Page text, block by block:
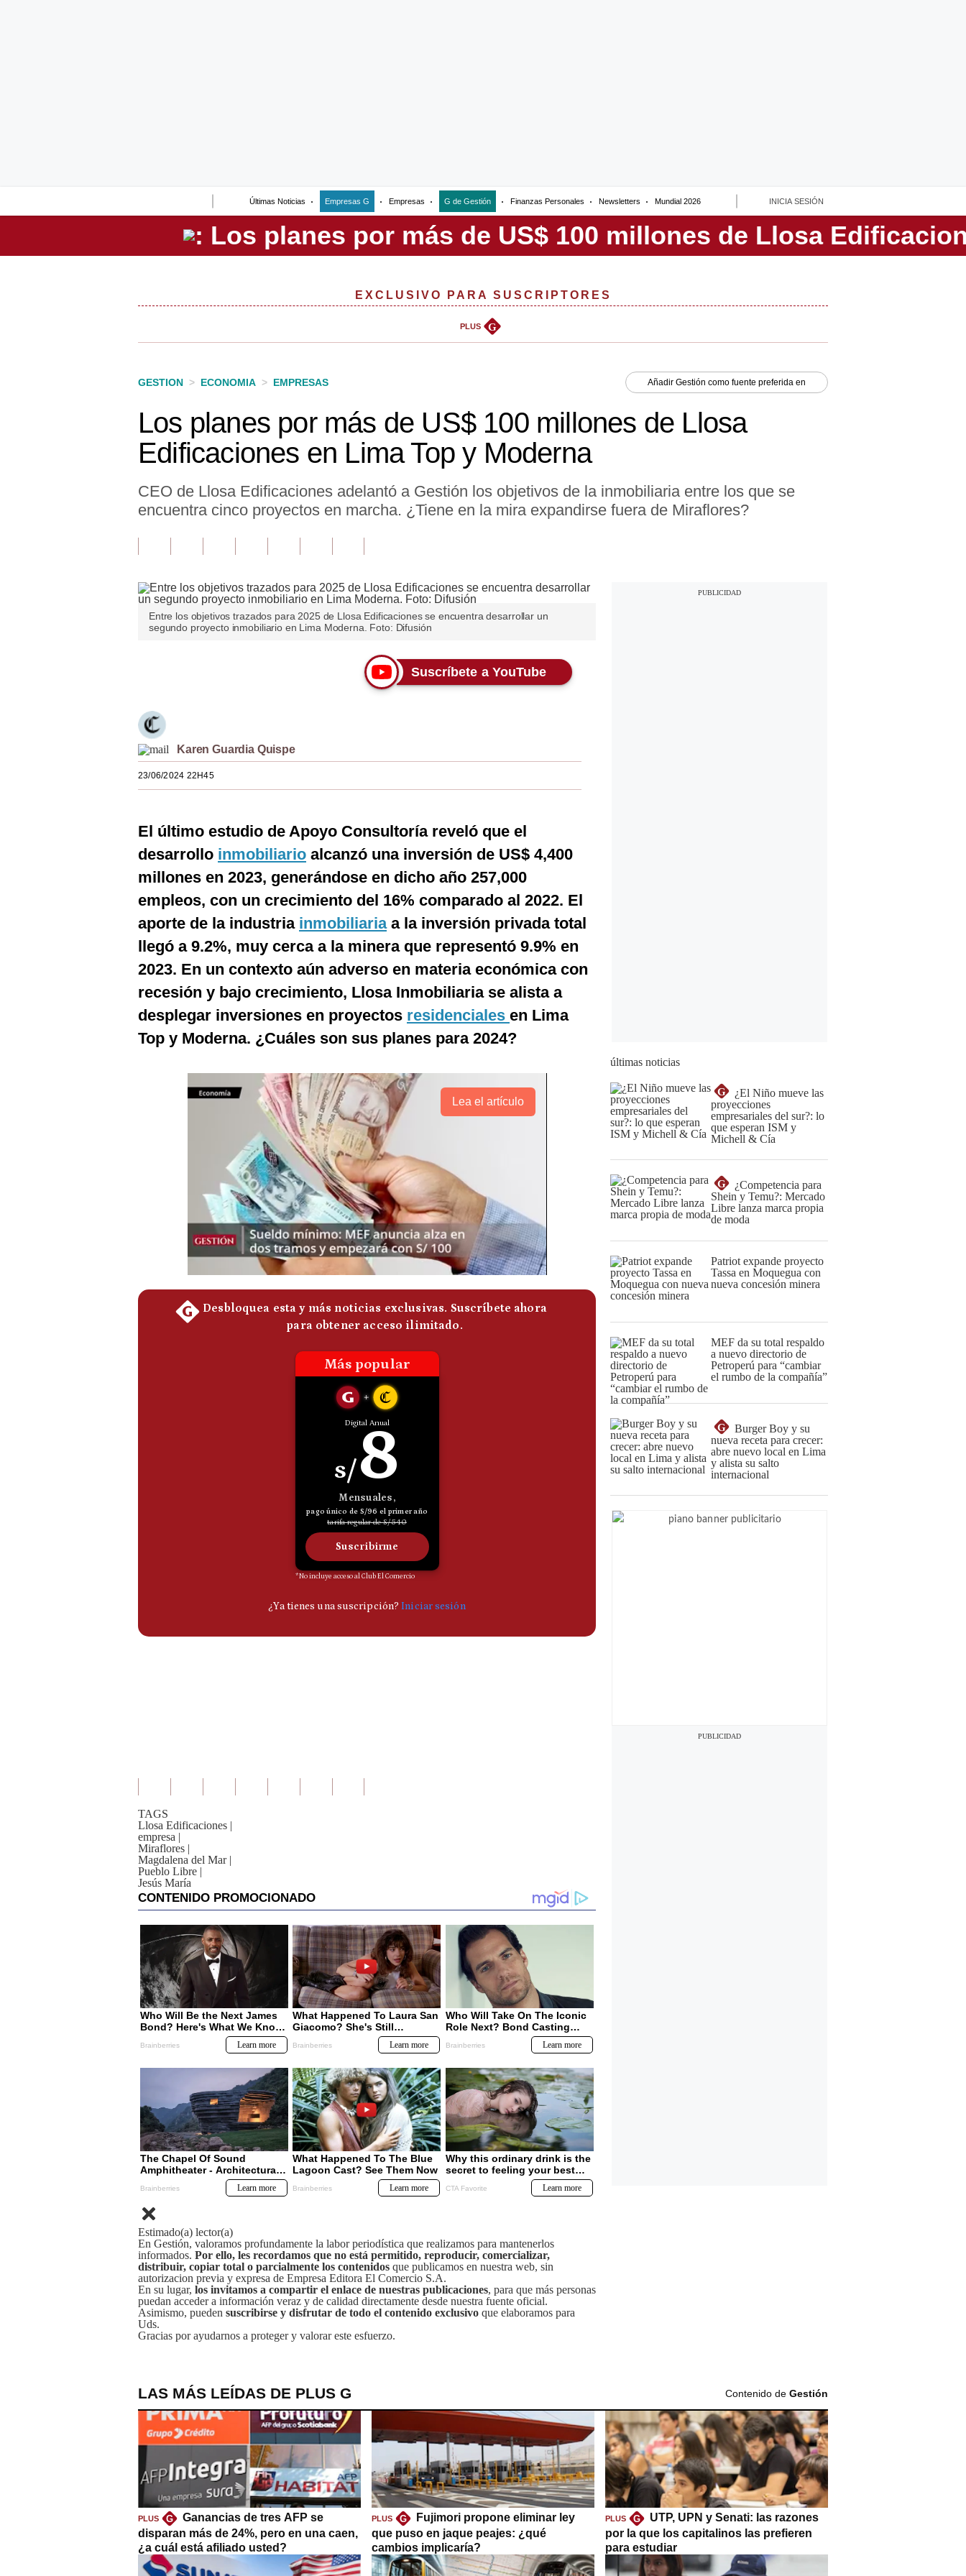
Últimas Noticias Empresas G Empresas G de Gestión Finanzas Personales Newsletters Mundial 2026 INICIA SESIÓN
Perú
EXCLUSIVO PARA SUSCRIPTORES
PLUS G
GESTION > ECONOMIA > EMPRESAS Añadir Gestión como fuente preferida en
Los planes por más de US$ 100 millones de Llosa
Edificaciones en Lima Top y Moderna
CEO de Llosa Edificaciones adelantó a Gestión los objetivos de la inmobiliaria entre los que se
encuentra cinco proyectos en marcha. ¿Tiene en la mira expandirse fuera de Miraflores?
Entre los objetivos trazados para 2025 de Llosa Edificaciones se encuentra desarrollar un
segundo proyecto inmobiliario en Lima Moderna. Foto: Difusión
Suscríbete a YouTube
Karen Guardia Quispe
23/06/2024 22H45
El último estudio de Apoyo Consultoría reveló que el
desarrollo inmobiliario alcanzó una inversión de US$ 4,400
millones en 2023, generándose en dicho año 257,000
empleos, con un crecimiento del 16% comparado al 2022. El
aporte de la industria inmobiliariaa la inversión privada total
llegó a 9.2%, muy cerca a la minera que representó 9.9% en
2023. En un contexto aún adverso en materia económica con
recesión y bajo crecimiento, Llosa Inmobiliaria se alista a
desplegar inversiones en proyectos residenciales en Lima
Top y Moderna. ¿Cuáles son sus planes para 2024?
Lea el artículo
TAGS
Llosa Edificaciones |
empresa |
Miraflores |
Magdalena del Mar |
Pueblo Libre |
Jesús María
Estimado(a) lector(a)
En Gestión, valoramos profundamente la labor periodística que realizamos para mantenerlos
informados. Por ello, les recordamos que no está permitido, reproducir, comercializar,
distribuir, copiar total o parcialmente los contenidos que publicamos en nuestra web, sin
autorizacion previa y expresa de Empresa Editora El Comercio S.A.
En su lugar, los invitamos a compartir el enlace de nuestras publicaciones, para que más personas
puedan acceder a información veraz y de calidad directamente desde nuestra fuente oficial.
Asimismo, pueden suscribirse y disfrutar de todo el contenido exclusivo que elaboramos para
Uds.
Gracias por ayudarnos a proteger y valorar este esfuerzo.
últimas noticias
G
¿El Niño mueve las
proyecciones
empresariales del sur?: lo
que esperan ISM y
Michell & Cía
G
¿Competencia para
Shein y Temu?: Mercado
Libre lanza marca propia
de moda
Patriot expande proyecto
Tassa en Moquegua con
nueva concesión minera
MEF da su total respaldo
a nuevo directorio de
Petroperú para “cambiar
el rumbo de la compañía”
G
Burger Boy y su
nueva receta para crecer:
abre nuevo local en Lima
y alista su salto
internacional
LAS MÁS LEÍDAS DE PLUS G Contenido de Gestión
PLUS G
Ganancias de tres AFP se
disparan más de 24%, pero en una caen,
¿a cuál está afiliado usted?
PLUS G
Fujimori propone eliminar ley
que puso en jaque peajes: ¿qué
cambios implicaría?
PLUS G
UTP, UPN y Senati: las razones
por la que los capitalinos las prefieren
para estudiar